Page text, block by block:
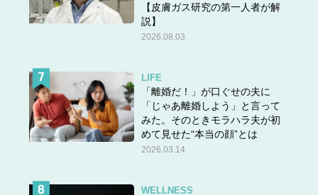
【皮膚ガス研究の第一人者が解
説】
2026.08.03
LIFE
「離婚だ！」が口ぐせの夫に
「じゃあ離婚しよう」と言って
みた。そのときモラハラ夫が初
めて見せた“本当の顔”とは
2026.03.14
WELLNESS